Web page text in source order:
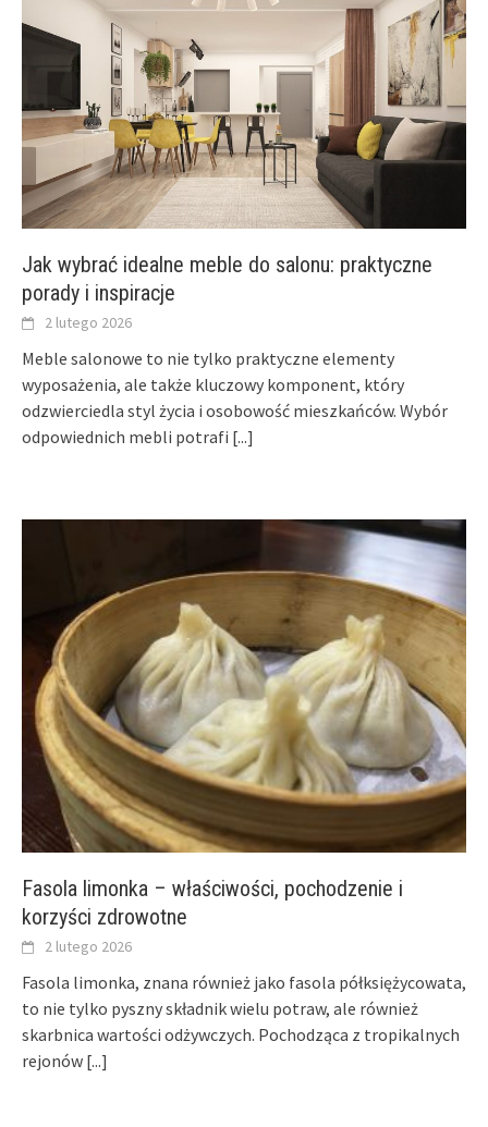
Jak wybrać idealne meble do salonu: praktyczne
porady i inspiracje
2 lutego 2026
Meble salonowe to nie tylko praktyczne elementy
wyposażenia, ale także kluczowy komponent, który
odzwierciedla styl życia i osobowość mieszkańców. Wybór
odpowiednich mebli potrafi [...]
Fasola limonka – właściwości, pochodzenie i
korzyści zdrowotne
2 lutego 2026
Fasola limonka, znana również jako fasola półksiężycowata,
to nie tylko pyszny składnik wielu potraw, ale również
skarbnica wartości odżywczych. Pochodząca z tropikalnych
rejonów [...]